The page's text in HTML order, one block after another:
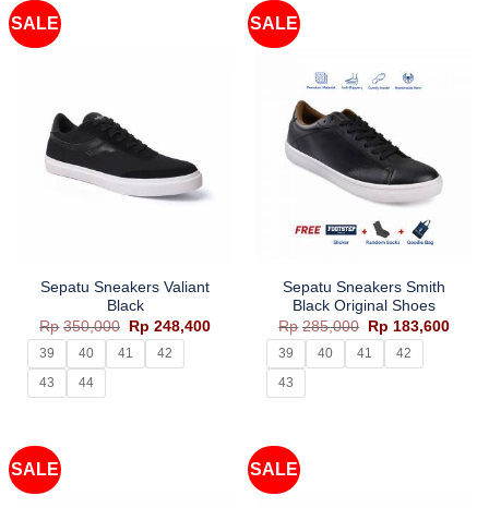
SALE
Sepatu Sneakers Valiant
Black
Rp 350,000
Harga
aslinya
adalah:
Rp350,000.
Rp 248,400Harga
Rp248,400.
39 40 41
42
43
44
SALE
Sepatu Sneakers Smith
Black Original Shoes
Rp 285,000
Harga
aslinya
adalah:
Rp285,000.
Rp 183,600
39 40 41
42
43
SALE SALE